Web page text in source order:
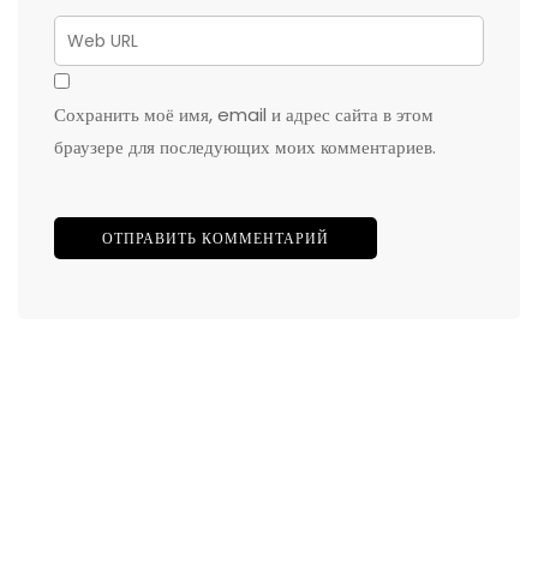
Сохранить моё имя, email и адрес сайта в этом
браузере для последующих моих комментариев.